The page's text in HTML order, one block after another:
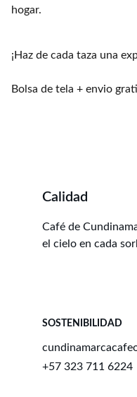
hogar.
¡Haz de cada taza una
Bolsa de tela + envio
Calidad
Café de
el cielo en cada
SOSTENIBILIDAD
+57 323 711 6224